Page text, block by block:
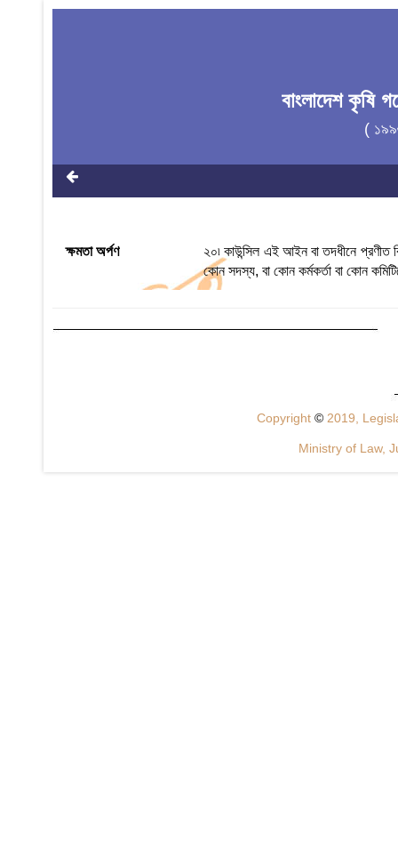
বাংলাদেশ কৃষি
(
ক্ষমতা অর্পণ
২০৷ কাউন্সিল এই আইন বা তদধীনে প্রণীত
কোন সদস্য, বা কোন কর্মকর্তা বা কোন
Copyright © 2019,
Ministry of Law,